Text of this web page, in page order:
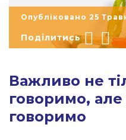
Опубліковано 25
Поділитись
Важливо не
говоримо, але
говоримо